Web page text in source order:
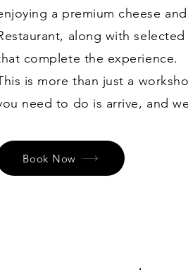
a premium cheese
along with
complete the experience.
is more than just a
need to do is arrive, and
Book Now